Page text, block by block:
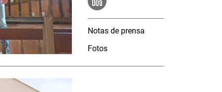
Notas de prensa
Fotos